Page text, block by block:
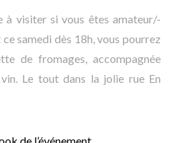
à visiter si vous êtes amateur/-
samedi dès 18h, vous pourrez
de fromages, accompagnée
Le tout dans la jolie rue En